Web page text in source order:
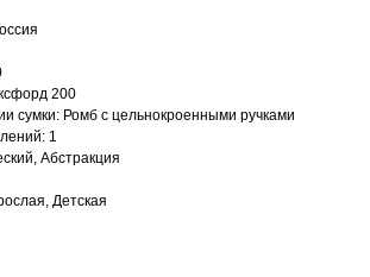
200
сумки: Ромб с цельнокроенными ручками
1
Абстракция
Детская